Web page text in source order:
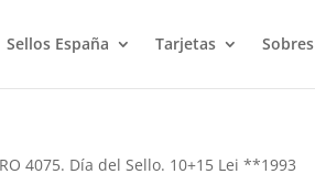
Sellos España Tarjetas Sobres
4075. Día del Sello. 10+15 Lei **1993